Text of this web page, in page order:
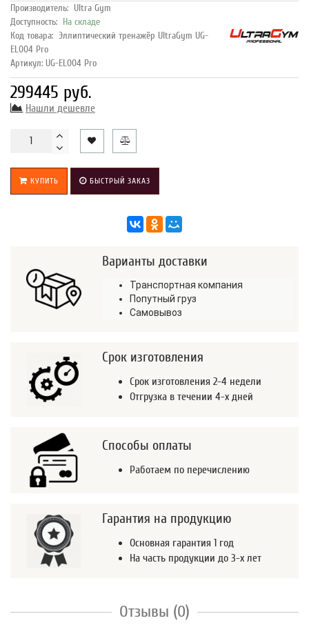
Производитель: Ultra Gym
Доступность: На складе
Код товара: Эллиптический тренажёр UltraGym UG-
EL004 Pro
Артикул: UG-EL004 Pro
299445 руб.
Нашли дешевле
КУПИТЬ БЫСТРЫЙ ЗАКАЗ
Варианты доставки
Транспортная компания
Попутный груз
Самовывоз
Срок изготовления
Срок изготовления 2-4 недели
Отгрузка в течении 4-х дней
Способы оплаты
Работаем по перечислению
Гарантия на продукцию
Основная гарантия 1 год
На часть продукции до 3-х лет
Отзывы (0)